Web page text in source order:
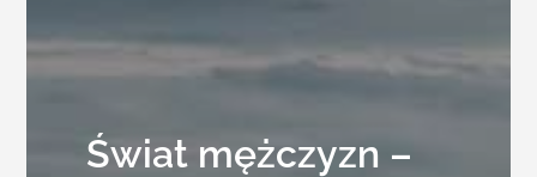
Świat mężczyzn –